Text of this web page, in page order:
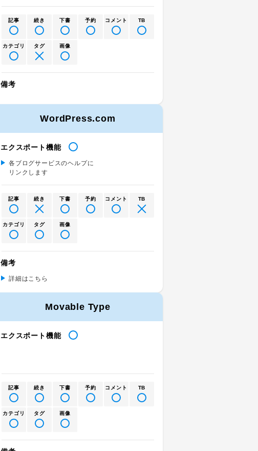
記事 続き 下書 予約 コメント TB
カテゴリ タグ 画像
備考
WordPress.com
エクスポート機能
各ブログサービスのヘルプに
リンクします
記事 続き 下書 予約 コメント TB
カテゴリ タグ 画像
備考
詳細はこちら
Movable Type
エクスポート機能
記事 続き 下書 予約 コメント TB
カテゴリ タグ 画像